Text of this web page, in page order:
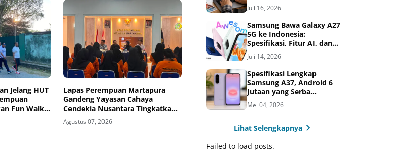
Jelang HUT
Fun Walk
Lapas Perempuan Martapura
Gandeng Yayasan Cahaya
Cendekia Nusantara Tingkatkan
Literasi Hukum Warga Binaan
Agustus 07, 2026
Juli 16, 2026
Samsung Bawa Galaxy A27
5G ke Indonesia:
Spesifikasi, Fitur AI, dan
Harga Resmi
Juli 14, 2026
Spesifikasi Lengkap
Samsung A37, Android 6
Jutaan yang Serba
Lengkap
Mei 04, 2026
Lihat Selengkapnya
Failed to load posts.